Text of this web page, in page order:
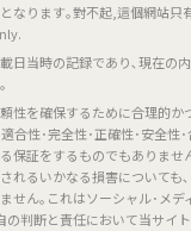
なります｡對不起,這個網站只
日当時の記録であり､現在の
性を確保するために合理的か
合性･完全性･正確性･安全性
保証をするものでもありませ
れるいかなる損害についても
せん｡これはソーシャル･メデ
の判断と責任において当サイ